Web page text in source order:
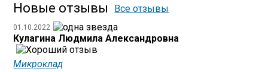
Новые отзывы Все отзывы
01.10.2022
Кулагина Людмила Александровна
Микроклад